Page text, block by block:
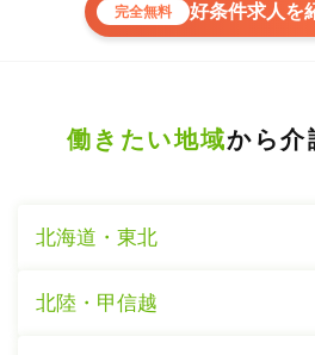
完全無料 好条件求人を
働きたい地域から介
北海道・東北
北陸・甲信越